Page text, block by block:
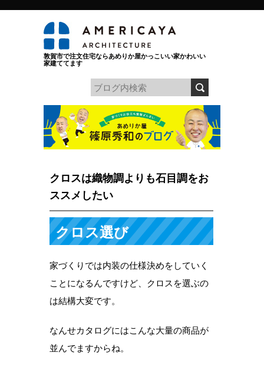
敦賀市で注文住宅ならあめりか屋かっこいい家かわいい
家建ててます
クロスは織物調よりも石目調をお
ススメしたい
クロス選び
家づくりでは内装の仕様決めをしていく
ことになるんですけど、クロスを選ぶの
は結構大変です。
なんせカタログにはこんな大量の商品が
並んでますからね。